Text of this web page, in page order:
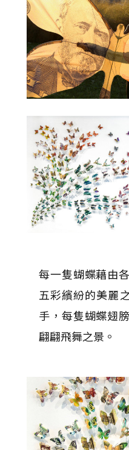
每一隻蝴蝶藉由
五彩繽紛的美麗
手，每隻蝴蝶翅
翩翩飛舞之景。